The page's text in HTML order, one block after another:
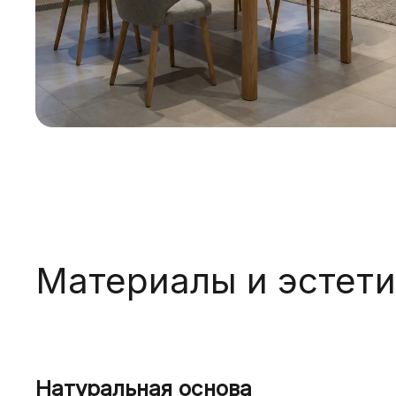
Материалы и
Натуральная основа